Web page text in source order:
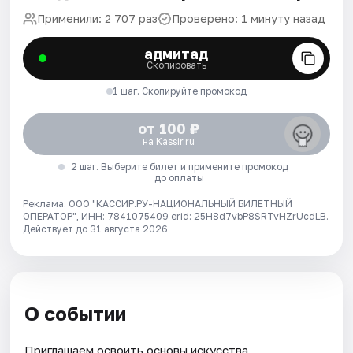
Применили: 2 707 раз Проверено: 1 минуту назад
адмитад
Скопировать
1 шаг. Скопируйте промокод
от 100 ₽
на Kassir.ru
2 шаг. Выберите билет и примените промокод
до оплаты
Реклама. ООО "КАССИР.РУ-НАЦИОНАЛЬНЫЙ БИЛЕТНЫЙ
ОПЕРАТОР", ИНН: 7841075409 erid: 25H8d7vbP8SRTvHZrUcdLB.
Действует до 31 августа 2026
О событии
Приглашаем освоить основы искусства